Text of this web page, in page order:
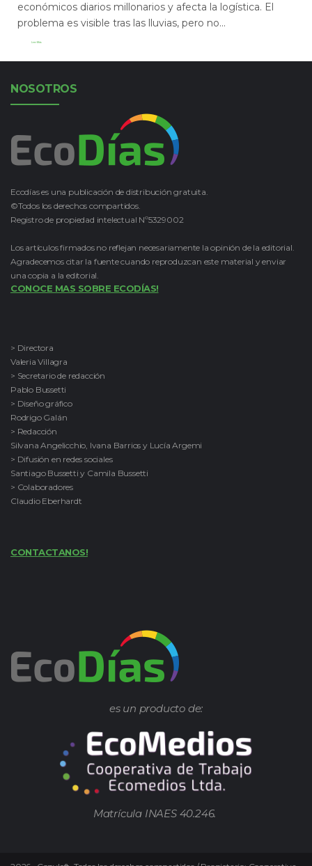
económicos diarios millonarios y afecta la logística. El
problema es visible tras las lluvias, pero no...
Leer Más
NOSOTROS
Ecodías es una publicación de distribución gratuita.
©Todos los derechos compartidos.
Registro de propiedad intelectual Nº5329002
Los artículos firmados no reflejan necesariamente la opinión de la editorial.
Agradecemos citar la fuente cuando reproduzcan este material y enviar
una copia a la editorial.
CONOCE MAS SOBRE ECODÍAS!
> Directora
Valeria Villagra
> Secretario de redacción
Pablo Bussetti
> Diseño gráfico
Rodrigo Galán
> Redacción
Silvana Angelicchio, Ivana Barrios y Lucía Argemi
> Difusión en redes sociales
Santiago Bussetti y Camila Bussetti
> Colaboradores
Claudio Eberhardt
CONTACTANOS!
es un producto de:
Matrícula INAES 40.246.